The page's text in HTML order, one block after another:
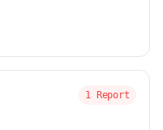
1 Report